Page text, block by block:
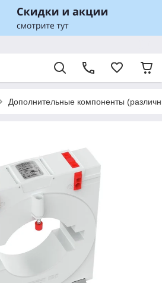
Дополнительные компоненты